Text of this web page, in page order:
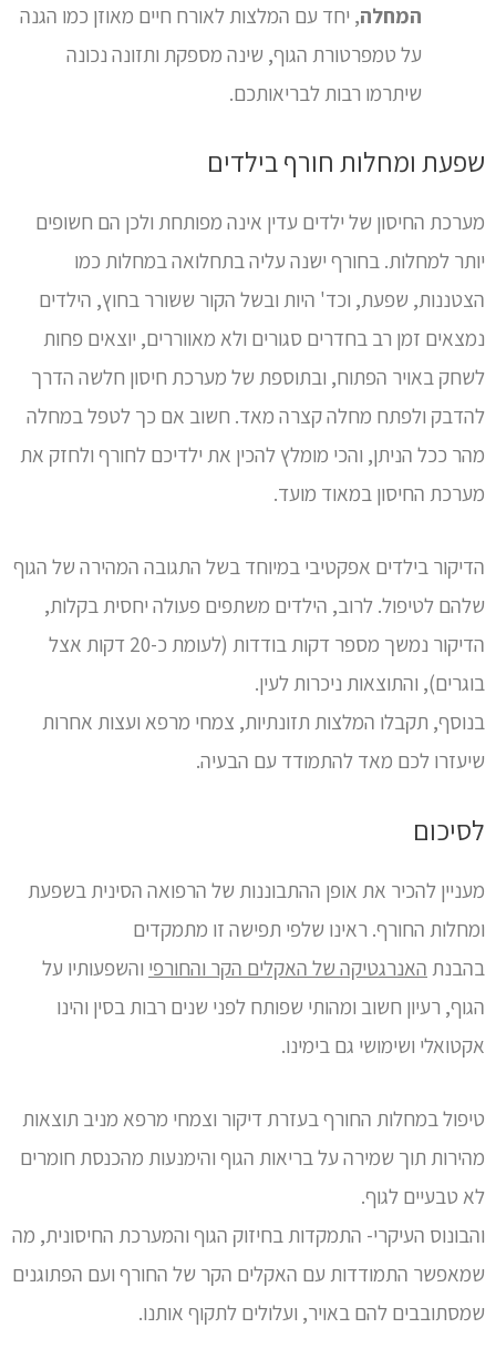
המחלה, יחד עם המלצות לאורח חיים מאוזן כמו הגנה
על טמפרטורת הגוף, שינה מספקת ותזונה נכונה
שיתרמו רבות לבריאותכם.
שפעת ומחלות חורף בילדים
מערכת החיסון של ילדים עדין אינה מפותחת ולכן הם חשופים
יותר למחלות. בחורף ישנה עליה בתחלואה במחלות כמו
הצטננות, שפעת, וכד' היות ובשל הקור ששורר בחוץ, הילדים
נמצאים זמן רב בחדרים סגורים ולא מאווררים, יוצאים פחות
לשחק באויר הפתוח, ובתוספת של מערכת חיסון חלשה הדרך
להדבק ולפתח מחלה קצרה מאד. חשוב אם כך לטפל במחלה
מהר ככל הניתן, והכי מומלץ להכין את ילדיכם לחורף ולחזק את
מערכת החיסון במאוד מועד.
הדיקור בילדים אפקטיבי במיוחד בשל התגובה המהירה של הגוף
שלהם לטיפול. לרוב, הילדים משתפים פעולה יחסית בקלות,
הדיקור נמשך מספר דקות בודדות (לעומת כ-20 דקות אצל
בוגרים), והתוצאות ניכרות לעין.
בנוסף, תקבלו המלצות תזונתיות, צמחי מרפא ועצות אחרות
שיעזרו לכם מאד להתמודד עם הבעיה.
לסיכום
מעניין להכיר את אופן ההתבוננות של הרפואה הסינית בשפעת
ומחלות החורף. ראינו שלפי תפישה זו מתמקדים
בהבנת האנרגטיקה של האקלים הקר והחורפי והשפעותיו על
הגוף, רעיון חשוב ומהותי שפותח לפני שנים רבות בסין והינו
אקטואלי ושימושי גם בימינו.
טיפול במחלות החורף בעזרת דיקור וצמחי מרפא מניב תוצאות
מהירות תוך שמירה על בריאות הגוף והימנעות מהכנסת חומרים
לא טבעיים לגוף.
והבונוס העיקרי- התמקדות בחיזוק הגוף והמערכת החיסונית, מה
שמאפשר התמודדות עם האקלים הקר של החורף ועם הפתוגנים
שמסתובבים להם באויר, ועלולים לתקוף אותנו.